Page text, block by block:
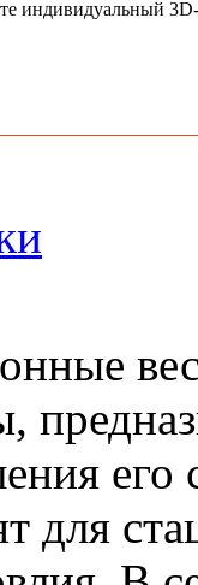
индивидуальный
для